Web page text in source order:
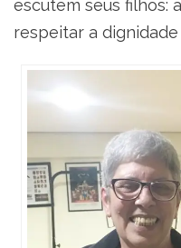
escutem seus filhos:
respeitar a dignidade